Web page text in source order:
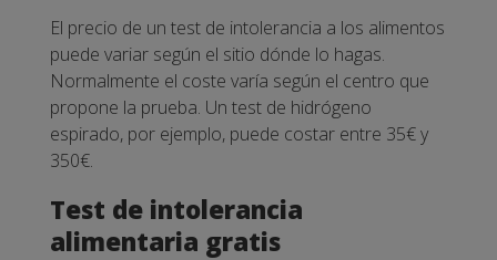
El precio de un test de intolerancia a los alimentos
puede variar según el sitio dónde lo hagas.
Normalmente el coste varía según el centro que
propone la prueba. Un test de hidrógeno
espirado, por ejemplo, puede costar entre 35€ y
350€.
Test de intolerancia
alimentaria gratis